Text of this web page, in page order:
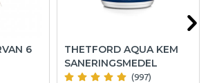
6
THETFORD AQUA KEM
SANERINGSMEDEL
(997)